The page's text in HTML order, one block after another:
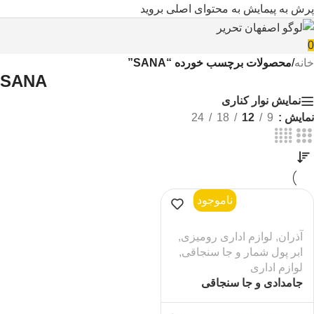
پرش به پیمایش به محتوای اصلی بروید
0
خانه/محصولات برچسب خورده “SANA”
SANA
نمایش نوار کناری
نمایش
9
12
18
24
ناموجود
آذران, لوازم اداری رومیزی,
ابر پول شمار و جا سنجاقی,
لوازم اداری
جامدادی و جا سنجاقی